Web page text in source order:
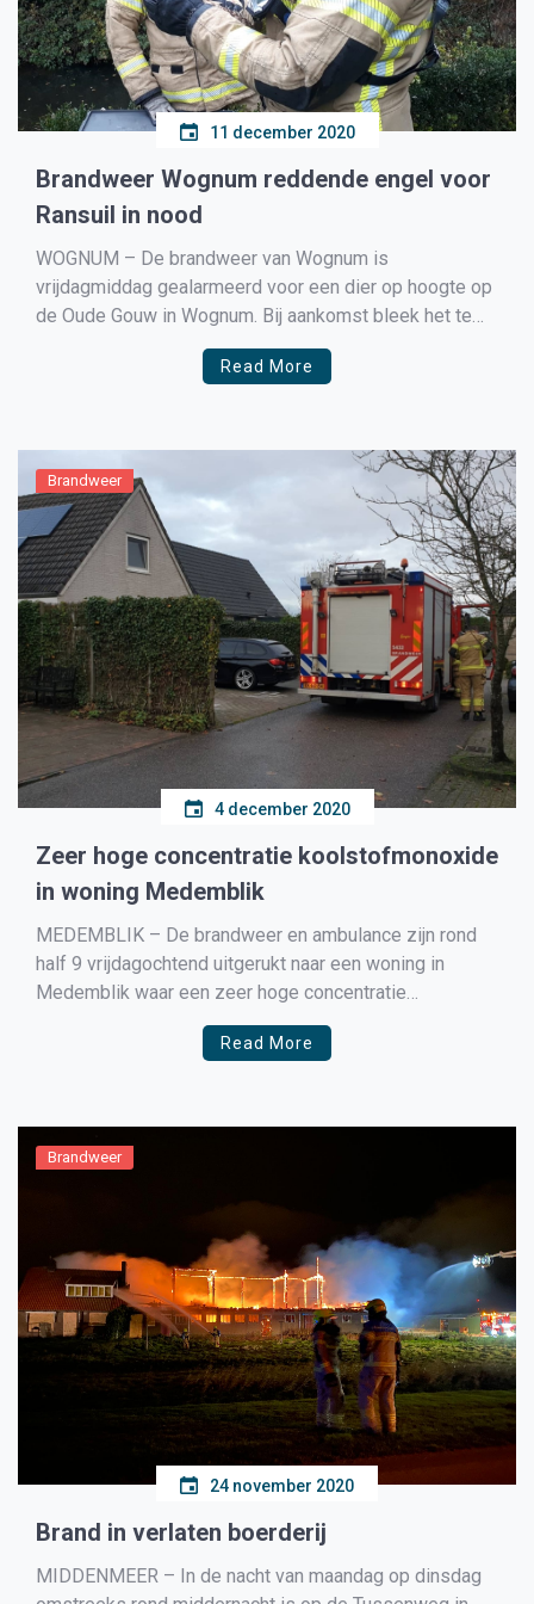
11 december 2020
Brandweer Wognum reddende engel voor
Ransuil in nood
WOGNUM – De brandweer van Wognum is
vrijdagmiddag gealarmeerd voor een dier op hoogte op
de Oude Gouw in Wognum. Bij aankomst bleek het te
gaan om een ransuil welke in de boom hing. Hij zat
verward in visdraad en hing in de boom te fladderen.
Read More
Brandweer
4 december 2020
Zeer hoge concentratie koolstofmonoxide
in woning Medemblik
MEDEMBLIK – De brandweer en ambulance zijn rond
half 9 vrijdagochtend uitgerukt naar een woning in
Medemblik waar een zeer hoge concentratie
koolstofmonoxide was gemeten. Onderzoek wees uit
dat de boosdoener de CV-ketel bleek te zijn. De
Read More
Brandweer
24 november 2020
Brand in verlaten boerderij
MIDDENMEER – In de nacht van maandag op dinsdag